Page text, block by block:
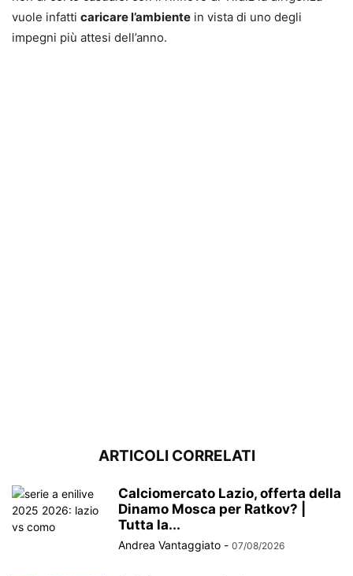
vuole infatti caricare l’ambiente in vista di uno degli
impegni più attesi dell’anno.
ARTICOLI CORRELATI
Calciomercato Lazio, offerta della
Dinamo Mosca per Ratkov? |
Tutta la...
Andrea Vantaggiato - 07/08/2026